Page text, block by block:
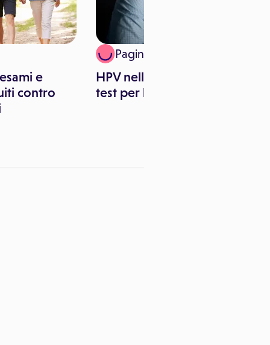
e
contro
Paginemediche
HPV nell'uomo: esiste un
test per la diagnosi?